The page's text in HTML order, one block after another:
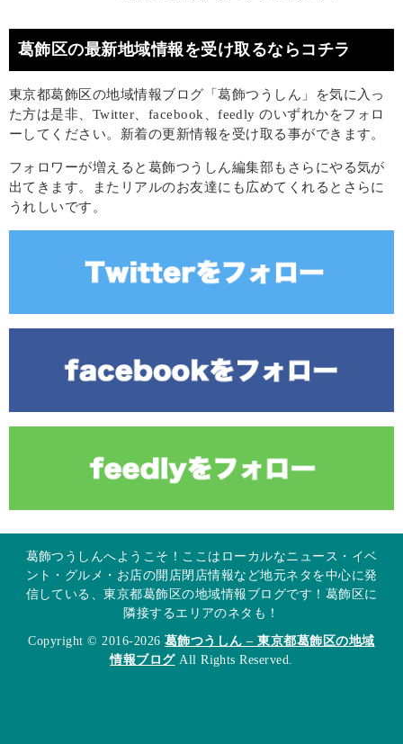
葛飾区の最新地域情報を受け取るならコチラ
東京都葛飾区の地域情報ブログ「葛飾つうしん」を気に入っ
た方は是非、Twitter、facebook、feedly のいずれかをフォロ
ーしてください。新着の更新情報を受け取る事ができます。
フォロワーが増えると葛飾つうしん編集部もさらにやる気が
出てきます。またリアルのお友達にも広めてくれるとさらに
うれしいです。
葛飾つうしんへようこそ！ここはローカルなニュース・イベ
ント・グルメ・お店の開店閉店情報など地元ネタを中心に発
信している、東京都葛飾区の地域情報ブログです！葛飾区に
隣接するエリアのネタも！
Copyright © 2016-2026 葛飾つうしん – 東京都葛飾区の地域
情報ブログAll Rights Reserved.